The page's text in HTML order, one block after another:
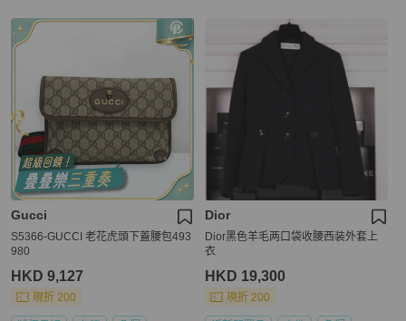
Gucci
S5366-GUCCI 老花虎頭下蓋腰包493
980
HKD 9,127
現折 200
Dior
Dior黑色羊毛两口袋收腰西装外套上
衣
HKD 19,300
現折 200